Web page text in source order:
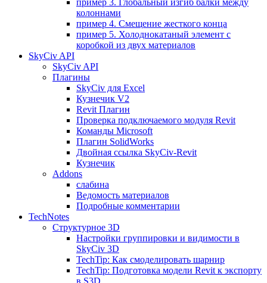
пример 3. Глобальный изгиб балки между
колоннами
пример 4. Смещение жесткого конца
пример 5. Холоднокатаный элемент с
коробкой из двух материалов
SkyCiv API
SkyCiv API
Плагины
SkyCiv для Excel
Кузнечик V2
Revit Плагин
Проверка подключаемого модуля Revit
Команды Microsoft
Плагин SolidWorks
Двойная ссылка SkyCiv-Revit
Кузнечик
Addons
слабина
Ведомость материалов
Подробные комментарии
TechNotes
Структурное 3D
Настройки группировки и видимости в
SkyCiv 3D
TechTip: Как смоделировать шарнир
TechTip: Подготовка модели Revit к экспорту